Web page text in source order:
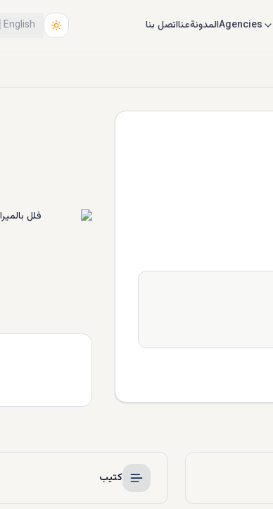
Agenciesالمدونةعنااتصل بنا English
كتيب